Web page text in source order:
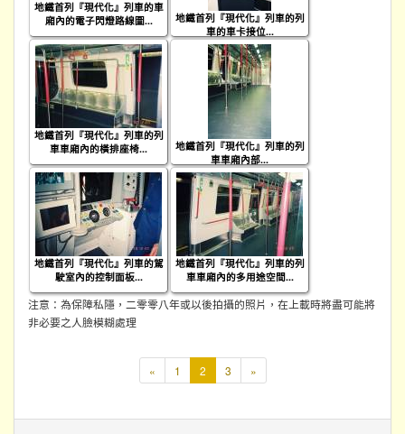
地鐵首列『現代化』列車的車
廂內的電子閃燈路線圖...
地鐵首列『現代化』列車的列
車的車卡接位...
地鐵首列『現代化』列車的列
車車廂內的橫排座椅...
地鐵首列『現代化』列車的列
車車廂內部...
地鐵首列『現代化』列車的駕
駛室內的控制面板...
地鐵首列『現代化』列車的列
車車廂內的多用途空間...
注意：為保障私隱，二零零八年或以後拍攝的照片，在上載時將盡可能將
非必要之人臉模糊處理
« 1 2本
頁
3 »